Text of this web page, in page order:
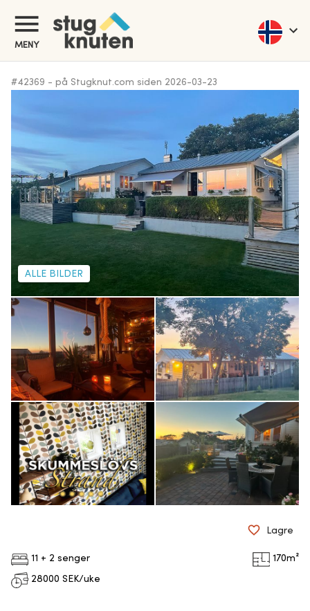
MENY
#42369 - på Stugknut.com siden 2026-03-23
ALLE BILDER
11 + 2 senger 170m²
28000 SEK/uke
Lagre